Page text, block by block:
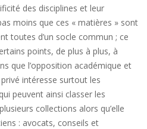
des disciplines et leur
moins que ces « matières » sont
toutes d’un socle commun ; ce
points, de plus à plus, à
que l’opposition académique et
intéresse surtout les
peuvent ainsi classer les
collections alors qu’elle
: avocats, conseils et